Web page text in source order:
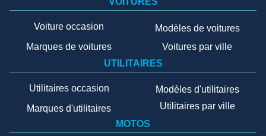
Voiture occasion
Marques de voitures
Modèles de voitures
Voitures par ville
UTILITAIRES
Utilitaires occasion
Marques d'utilitaires
Modèles d'utilitaires
Utilitaires par ville
MOTOS